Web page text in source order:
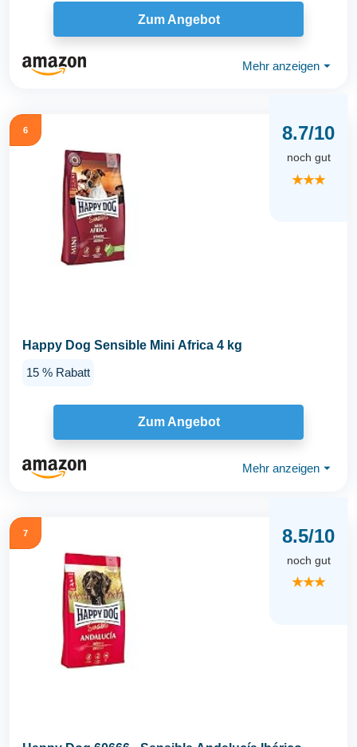
Zum Angebot
Mehr anzeigen ⏷
6 8.7/10
noch gut
★★★
Happy Dog Sensible Mini Africa 4 kg
15 % Rabatt
Zum Angebot
Mehr anzeigen ⏷
7 8.5/10
noch gut
★★★